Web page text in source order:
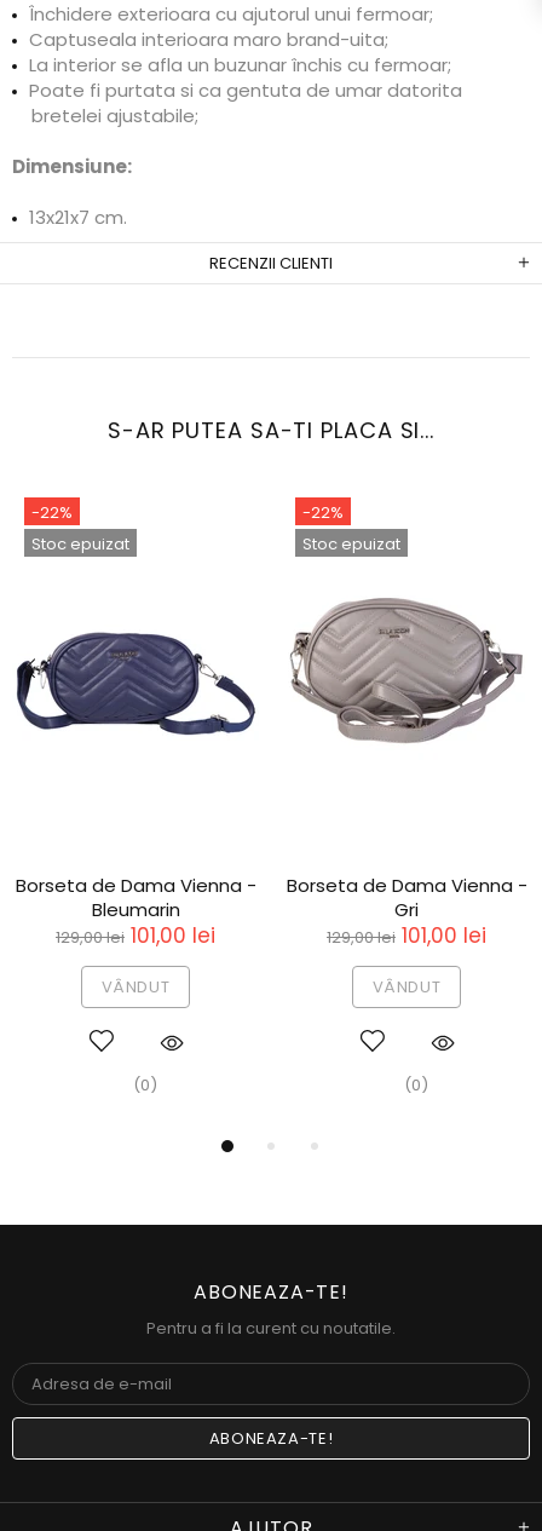
Închidere exterioara cu ajutorul unui fermoar;
Captuseala interioara maro brand-uita;
La interior se afla un buzunar închis cu fermoar;
Poate fi purtata si ca gentuta de umar datorita
bretelei ajustabile;
Dimensiune:
13x21x7 cm.
RECENZII CLIENTI
S-AR PUTEA SA-TI PLACA SI...
-22%
Stoc epuizat
Borseta de Dama Vienna -
Bleumarin
129,00 lei 101,00 lei
VÂNDUT
(0)
-22%
Stoc epuizat
Borseta de Dama Vienna -
Gri
129,00 lei 101,00 lei
VÂNDUT
(0)
ABONEAZA-TE!
Pentru a fi la curent cu noutatile.